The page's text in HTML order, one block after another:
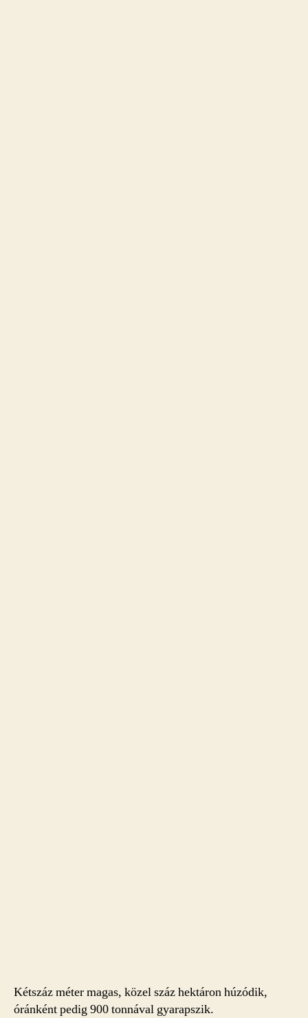
Kétszáz méter magas, közel száz hektáron húzódik,
óránként pedig 900 tonnával gyarapszik.